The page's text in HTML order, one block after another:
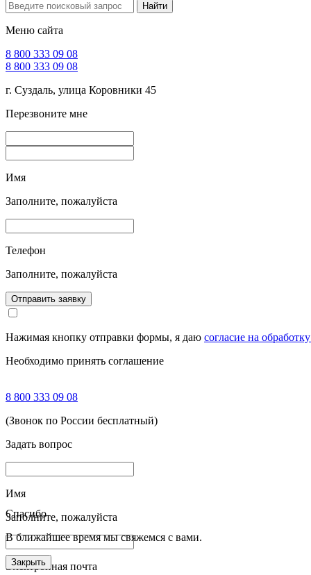
Найти
Меню сайта
8 800 333 09 08
8 800 333 09 08
г. Суздаль, улица Коровники 45
Перезвоните мне
Имя
Заполните, пожалуйста
Телефон
Заполните, пожалуйста
Отправить заявку
Нажимая кнопку отправки формы, я даю согласие на
Необходимо принять соглашение
8 800 333 09 08
(Звонок по России бесплатный)
Задать вопрос
Имя
Заполните, пожалуйста
Электронная почта
Спасибо
В ближайшее время мы свяжемся с вами.
Закрыть